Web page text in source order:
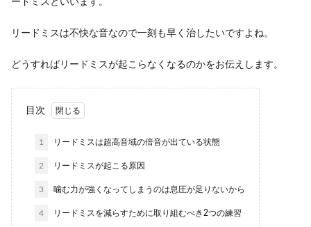
ードミスといいます。
リードミスは不快な音なので一刻も早く治したいですよね。
どうすればリードミスが起こらなくなるのかをお伝えします。
目次
1 リードミスは超高音域の倍音が出ている状態
2 リードミスが起こる原因
3 噛む力が強くなってしまうのは息圧が足りないから
4 リードミスを減らすために取り組むべき2つの練習